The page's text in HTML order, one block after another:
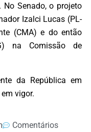
Senado, o projeto
Izalci Lucas (PL-
(CMA) e do então
na Comissão de
da República em
vigor.
Comentários